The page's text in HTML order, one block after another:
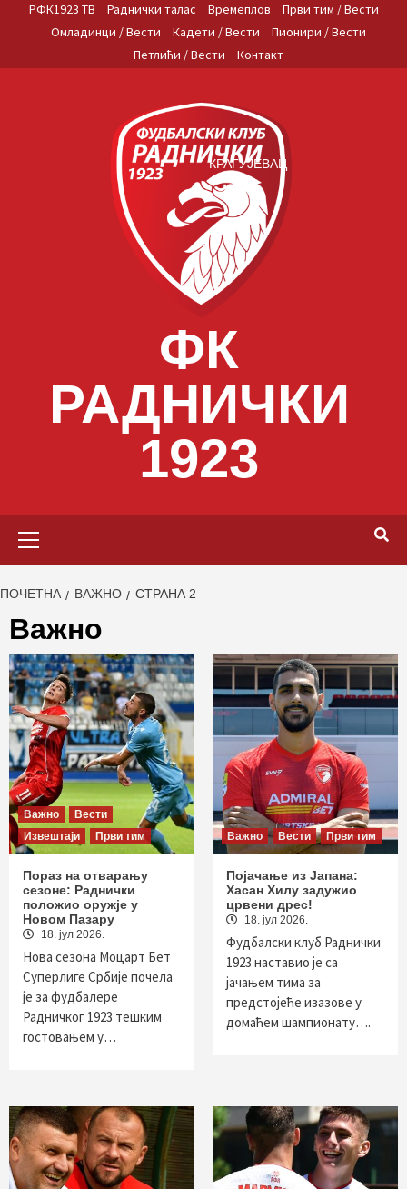
РФК1923 ТВ Раднички талас Времеплов
Први тим / Вести
Омладинци / Вести
Кадети / Вести
Пионири / Вести
Петлићи / Вести
Контакт
ФК
РАДНИЧКИ
1923
КРАГУЈЕВАЦ
ПОЧЕТНА ВАЖНО СТРАНА 2
Важно
Важно
Вести
Извештаји
Први тим
Пораз на отварању
сезоне: Раднички
положио оружје у
Новом Пазару
18. јул 2026.
Нова сезона Моцарт Бет
Суперлиге Србије почела
је за фудбалере
Радничког 1923 тешким
гостовањем у…
Важно Вести Први тим
Појачање из Јапана:
Хасан Хилу задужио
црвени дрес!
18. јул 2026.
Фудбалски клуб Раднички
1923 наставио је са
јачањем тима за
предстојеће изазове у
домаћем шампионату….